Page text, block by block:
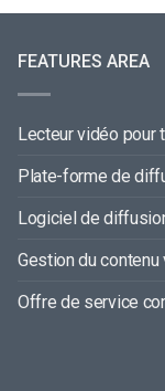
FEATURES AREA
Lecteur vidéo pour
Plate-forme de
Logiciel de
Gestion du contenu
Offre de service